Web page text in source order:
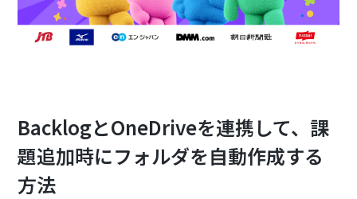
BacklogとOneDriveを連携して、課
題追加時にフォルダを自動作成する
方法